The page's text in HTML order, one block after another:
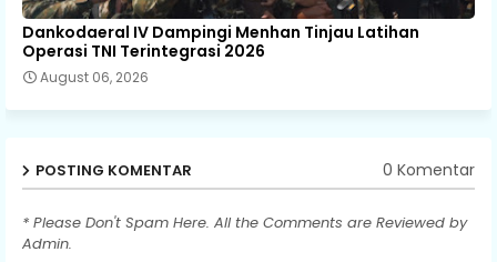
Dankodaeral IV Dampingi Menhan Tinjau Latihan
Operasi TNI Terintegrasi 2026
August 06, 2026
POSTING KOMENTAR 0 Komentar
* Please Don't Spam Here. All the Comments are Reviewed by
Admin.